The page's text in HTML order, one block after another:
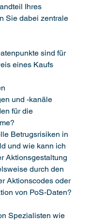
Ihres
Sie dabei zentrale
sind für
eines Kaufs
und -kanäle
für die
Betrugsrisiken in
und wie kann ich
Aktionsgestaltung
durch den
Aktionscodes oder
von PoS-Daten?
Spezialisten wie